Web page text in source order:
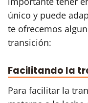
único y puede
te ofrecemos
transición:
Facilitando la
Para facilitar la